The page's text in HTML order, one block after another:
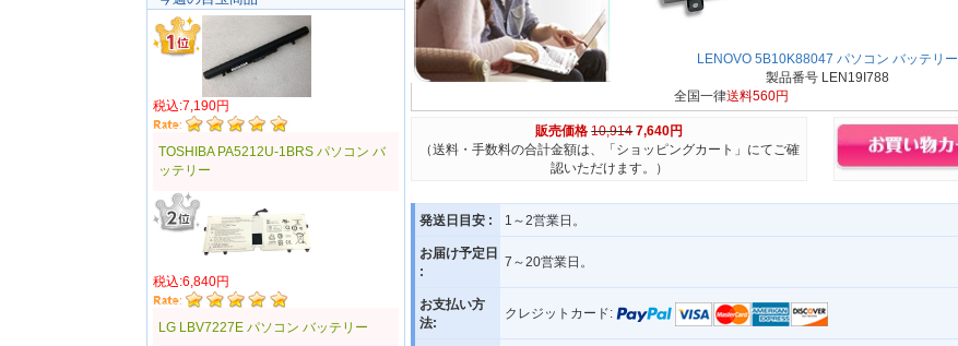
税込:7,190円
TOSHIBA PA5212U-1BRS パソコン バ
ッテリー
税込:6,840円
LG LBV7227E パソコン バッテリー
LENOVO 5B10K88047 パソコン バッテリー
製品番号 LEN19I788
全国一律送料560円
販売価格 10,914 7,640円
（送料・手数料の合計金額は、「ショッピングカート」にてご確
認いただけます。）
発送日目安 : 1～2営業日。
お届け予定日
:
7～20営業日。
お支払い方
法:
クレジットカード: